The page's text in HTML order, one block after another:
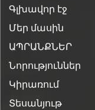
Գլխավոր էջ
Մեր մասին
ԱՊՐԱՆՔՆԵՐ
Նորություններ
Կիրառում
Տեսանյութ